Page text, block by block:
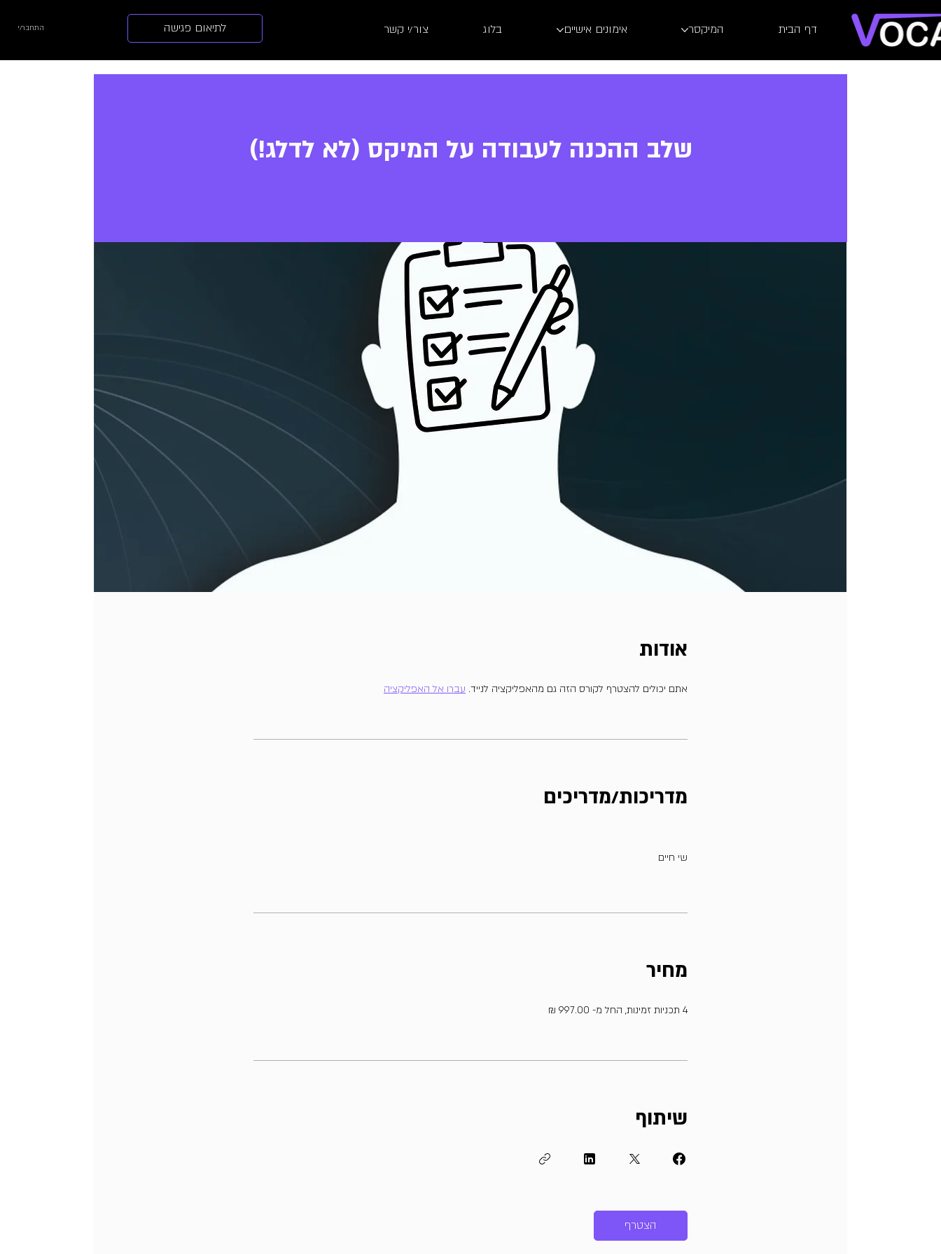
התחבר/י לתיאום פגישה דף הבית המיקסר אימונים אישיים בלוג צור/י קשר
שלב ההכנה לעבודה על המיקס (לא לדלג!)
אודות
אתם יכולים להצטרף לקורס הזה גם מהאפליקציה לנייד. עברו אל האפליקציה
מדריכות/מדריכים
שי חיים
מחיר
4 תכניות זמינות, החל מ- ‏997.00 ‏₪
שיתוף
הצטרף